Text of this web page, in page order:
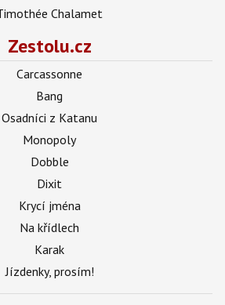
Chalamet
Zestolu.cz
Carcassonne
Bang
Osadníci z Katanu
Monopoly
Dobble
Dixit
Krycí jména
Na křídlech
Karak
Jízdenky, prosím!